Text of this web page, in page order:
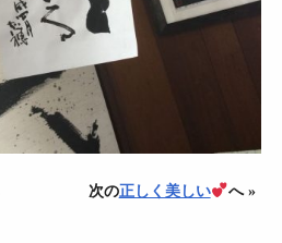
次の正しく美しい へ »